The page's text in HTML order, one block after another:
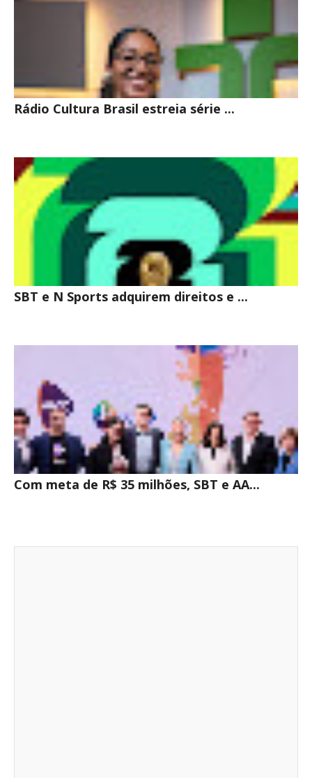
Rádio Cultura Brasil estreia série ...
SBT e N Sports adquirem direitos e ...
Com meta de R$ 35 milhões, SBT e AA...